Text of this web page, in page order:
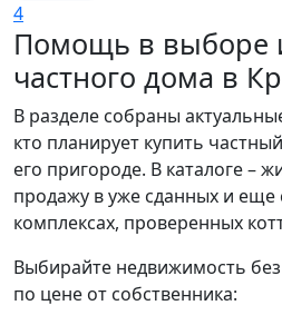
4
Помощь в выборе
частного дома в
В разделе собраны
кто планирует купить
его пригороде. В каталоге –
продажу в уже сданных и
комплексах, проверенных
Выбирайте недвижимость
по цене от собственника: